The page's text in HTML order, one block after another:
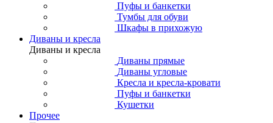
Пуфы и банкетки
Тумбы для обуви
Шкафы в прихожую
Диваны и кресла
Диваны и кресла
Диваны прямые
Диваны угловые
Кресла и кресла-кровати
Пуфы и банкетки
Кушетки
Прочее